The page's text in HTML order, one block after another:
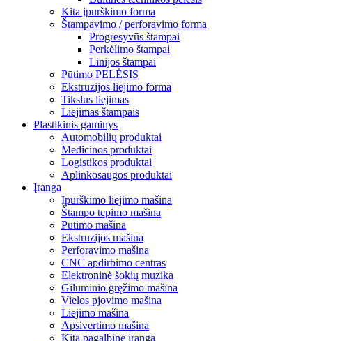
Kita įpurškimo forma
Štampavimo / perforavimo forma
Progresyvūs štampai
Perkėlimo štampai
Linijos štampai
Pūtimo PELĖSIS
Ekstruzijos liejimo forma
Tikslus liejimas
Liejimas štampais
Plastikinis gaminys
Automobilių produktai
Medicinos produktai
Logistikos produktai
Aplinkosaugos produktai
Įranga
Įpurškimo liejimo mašina
Štampo tepimo mašina
Pūtimo mašina
Ekstruzijos mašina
Perforavimo mašina
CNC apdirbimo centras
Elektroninė šokių muzika
Giluminio gręžimo mašina
Vielos pjovimo mašina
Liejimo mašina
Apsivertimo mašina
Kita pagalbinė įranga